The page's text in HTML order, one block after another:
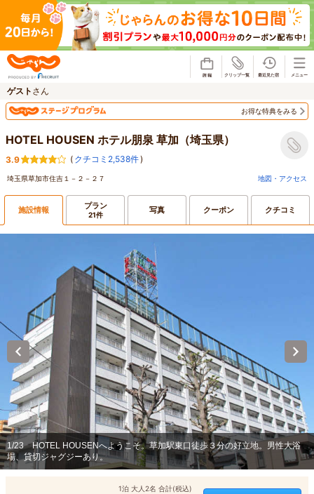
ゲスト さん
お得な特典をみる
HOTEL HOUSEN ホテル朋泉 草加（埼玉県）
3.9 ( クチコミ2,538件)
埼玉県草加市住吉１－２－２７ 地図・アクセス
施設情報 プラン
21件 写真 クーポン クチコミ
1/23
HOTEL HOUSENへようこそ。草加駅東口徒歩３分の好立地。男性大浴
場、貸切ジャグジーあり。
1泊 大人2名 合計(税込)